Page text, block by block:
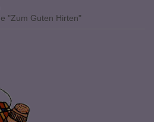
"Zum Guten Hirten"